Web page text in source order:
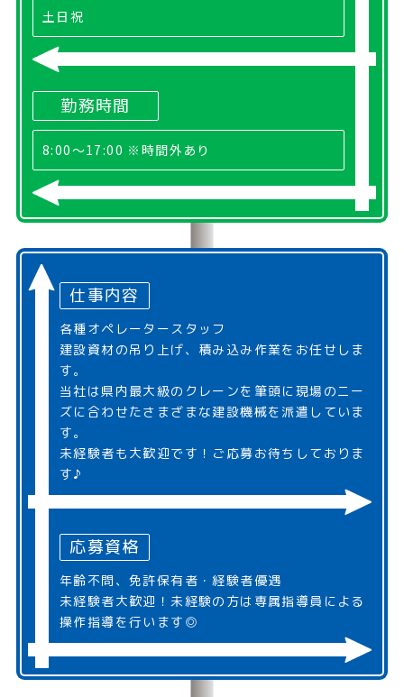
土日祝
勤務時間
8:00～17:00 ※時間外あり
仕事内容
各種オペレータースタッフ
建設資材の吊り上げ、積み込み作業をお任せしま
す。
当社は県内最大級のクレーンを筆頭に現場のニー
ズに合わせたさまざまな建設機械を派遣していま
す。
未経験者も大歓迎です！ご応募お待ちしておりま
す♪
応募資格
年齢不問、免許保有者・経験者優遇
未経験者大歓迎！未経験の方は専属指導員による
操作指導を行います◎